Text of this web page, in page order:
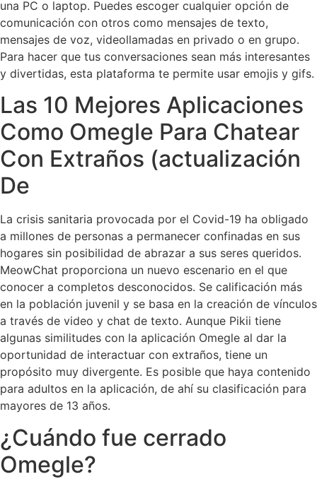
una PC o laptop. Puedes escoger cualquier opción de
comunicación con otros como mensajes de texto,
mensajes de voz, videollamadas en privado o en grupo.
Para hacer que tus conversaciones sean más interesantes
y divertidas, esta plataforma te permite usar emojis y gifs.
Las 10 Mejores Aplicaciones
Como Omegle Para Chatear
Con Extraños (actualización
De
La crisis sanitaria provocada por el Covid-19 ha obligado
a millones de personas a permanecer confinadas en sus
hogares sin posibilidad de abrazar a sus seres queridos.
MeowChat proporciona un nuevo escenario en el que
conocer a completos desconocidos. Se calificación más
en la población juvenil y se basa en la creación de vínculos
a través de video y chat de texto. Aunque Pikii tiene
algunas similitudes con la aplicación Omegle al dar la
oportunidad de interactuar con extraños, tiene un
propósito muy divergente. Es posible que haya contenido
para adultos en la aplicación, de ahí su clasificación para
mayores de 13 años.
¿Cuándo fue cerrado
Omegle?